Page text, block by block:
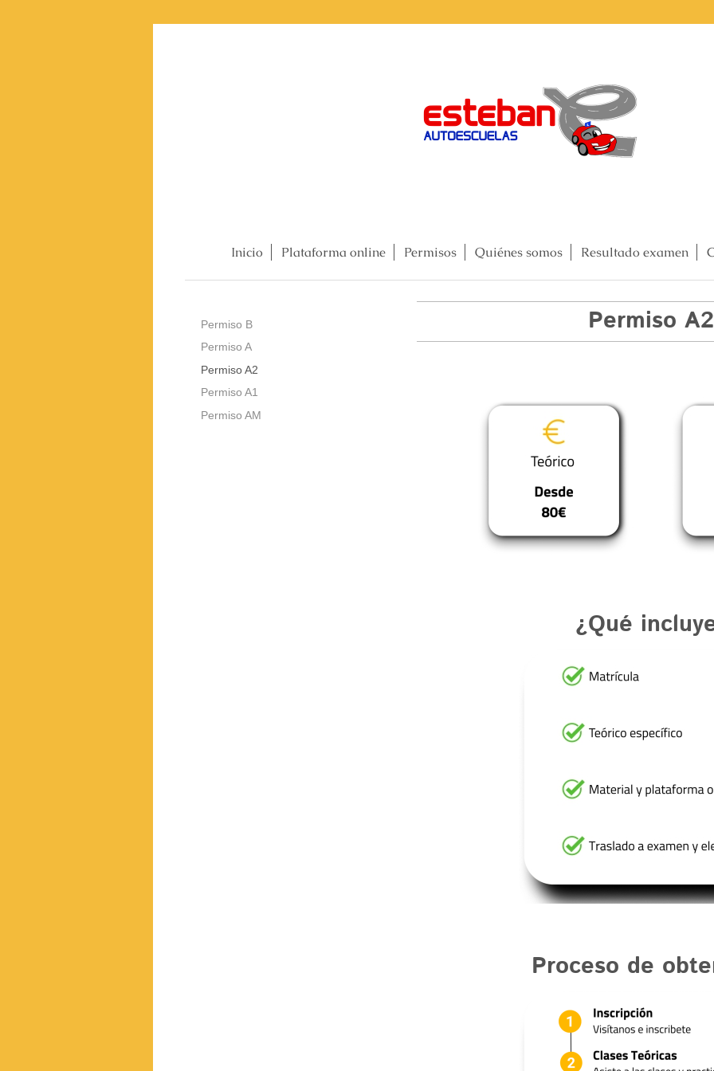
Inicio Plataforma online Permisos Quiénes somos Resultado examen
Permiso A2
¿Qué
Proceso de
Permiso B
Permiso A
Permiso A2
Permiso A1
Permiso AM